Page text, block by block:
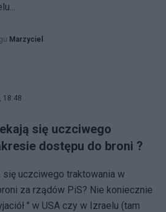
Marzyciel
18:48
się uczciwego
dostępu do broni ?
uczciwego traktowania w
za rządów PiS? Nie koniecznie
" w USA czy w Izraelu (tam